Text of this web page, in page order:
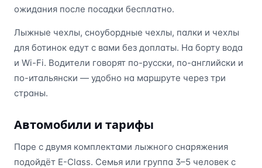
ожидания после посадки бесплатно.
Лыжные чехлы, сноубордные чехлы, палки и чехлы
для ботинок едут с вами без доплаты. На борту вода
и Wi-Fi. Водители говорят по-русски, по-английски и
по-итальянски — удобно на маршруте через три
страны.
Автомобили и тарифы
Паре с двумя комплектами лыжного снаряжения
подойдёт E-Class. Семья или группа 3–5 человек с